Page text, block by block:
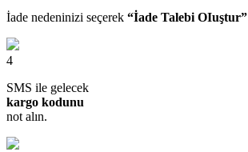
İade nedeninizi seçerek “İade Talebi OIuştur”
4
SMS ile gelecek
kargo kodunu
not alın.